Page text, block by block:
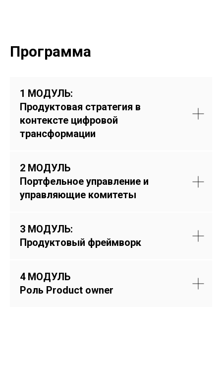
Программа
1 МОДУЛЬ:
Продуктовая стратегия в
контексте цифровой
трансформации
2 МОДУЛЬ
Портфельное управление и
управляющие комитеты
3 МОДУЛЬ:
Продуктовый фреймворк
4 МОДУЛЬ
Роль Product owner